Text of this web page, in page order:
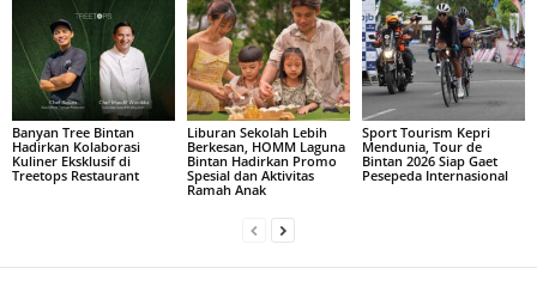
Banyan Tree Bintan
Hadirkan Kolaborasi
Kuliner Eksklusif di
Treetops Restaurant
Liburan Sekolah Lebih
Berkesan, HOMM Laguna
Bintan Hadirkan Promo
Spesial dan Aktivitas
Ramah Anak
Sport Tourism Kepri
Mendunia, Tour de
Bintan 2026 Siap Gaet
Pesepeda Internasional